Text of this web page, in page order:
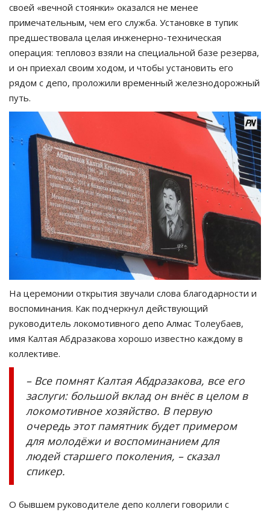
своей «вечной стоянки» оказался не менее
примечательным, чем его служба. Установке в тупик
предшествовала целая инженерно-техническая
операция: тепловоз взяли на специальной базе резерва,
и он приехал своим ходом, и чтобы установить его
рядом с депо, проложили временный железнодорожный
путь.
На церемонии открытия звучали слова благодарности и
воспоминания. Как подчеркнул действующий
руководитель локомотивного депо Алмас Толеубаев,
имя Калтая Абдразакова хорошо известно каждому в
коллективе.
– Все помнят Калтая Абдразакова, все его
заслуги: большой вклад он внёс в целом в
локомотивное хозяйство. В первую
очередь этот памятник будет примером
для молодёжи и воспоминанием для
людей старшего поколения, – сказал
спикер.
О бывшем руководителе депо коллеги говорили с